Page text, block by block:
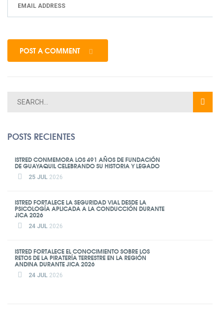
POST A COMMENT
POSTS RECIENTES
ISTRED CONMEMORA LOS 491 AÑOS DE FUNDACIÓN
DE GUAYAQUIL CELEBRANDO SU HISTORIA Y LEGADO
25 JUL 2026
ISTRED FORTALECE LA SEGURIDAD VIAL DESDE LA
PSICOLOGÍA APLICADA A LA CONDUCCIÓN DURANTE
JICA 2026
24 JUL 2026
ISTRED FORTALECE EL CONOCIMIENTO SOBRE LOS
RETOS DE LA PIRATERÍA TERRESTRE EN LA REGIÓN
ANDINA DURANTE JICA 2026
24 JUL 2026